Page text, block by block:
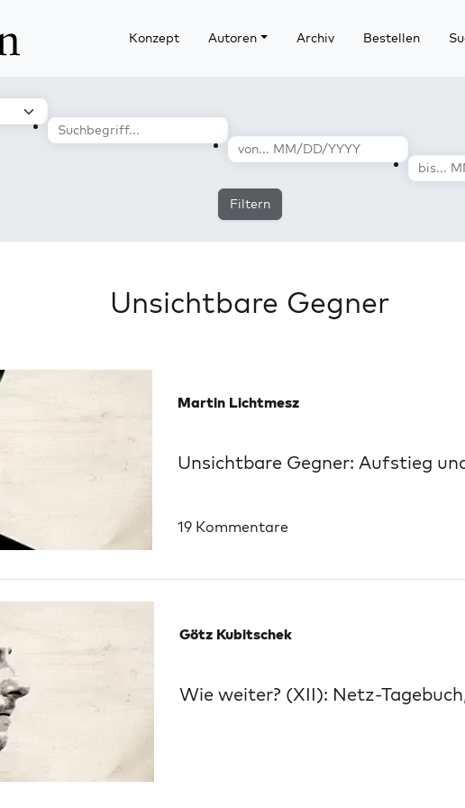
Konzept Autoren Archiv Bestellen
Filtern
Unsichtbare Gegner
Martin Lichtmesz
Unsichtbare Gegner: Aufstieg
19 Kommentare
Götz Kubitschek
Wie weiter? (XII): Netz-